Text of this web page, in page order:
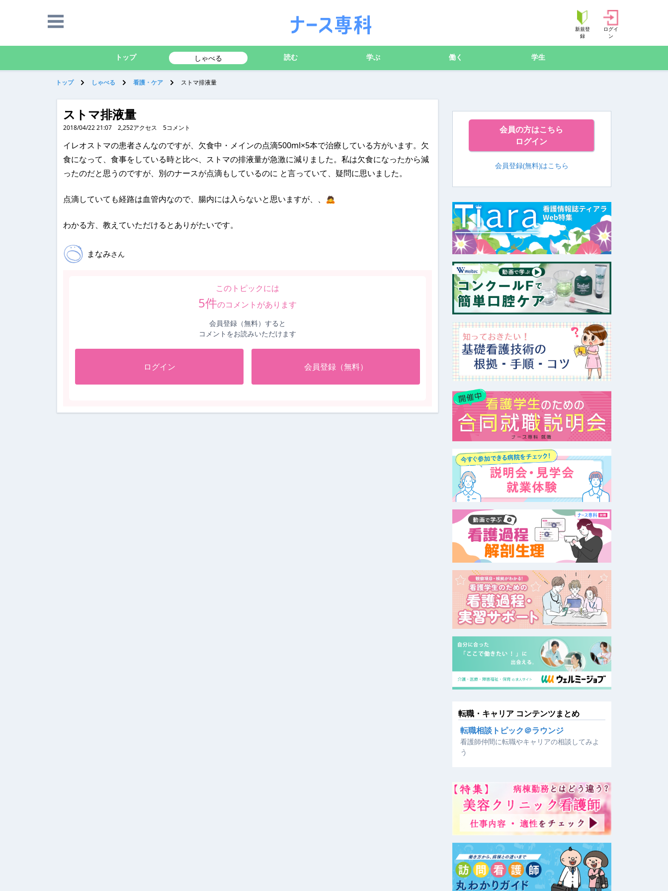
新規登
録
ログイ
ン
トップ しゃべる 読む 学ぶ 働く 学生
トップ しゃべる 看護・ケア ストマ排液量
ストマ排液量
2018/04/22 21:07 2,252アクセス 5コメント
イレオストマの患者さんなのですが、欠食中・メインの点滴500ml×5本で治療している方がいます。欠
食になって、食事をしている時と比べ、ストマの排液量が急激に減りました。私は欠食になったから減
ったのだと思うのですが、別のナースが点滴もしているのに と言っていて、疑問に思いました。
点滴していても経路は血管内なので、腸内には入らないと思いますが、、🙇
わかる方、教えていただけるとありがたいです。
まなみさん
このトピックには
5件のコメントがあります
会員登録（無料）すると
コメントをお読みいただけます
ログイン 会員登録（無料）
会員の方はこちら
ログイン
会員登録(無料)はこちら
転職・キャリア コンテンツまとめ
転職相談トピック＠ラウンジ
看護師仲間に転職やキャリアの相談してみよ
う